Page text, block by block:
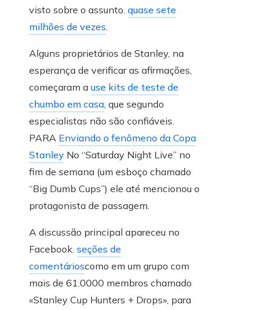
visto sobre o assunto. quase sete
milhões de vezes.
Alguns proprietários de Stanley, na
esperança de verificar as afirmações,
começaram a use kits de teste de
chumbo em casa, que segundo
especialistas não são confiáveis.
PARA Enviando o fenômeno da Copa
Stanley No “Saturday Night Live” no
fim de semana (um esboço chamado
“Big Dumb Cups”) ele até mencionou o
protagonista de passagem.
A discussão principal apareceu no
Facebook. seções de
comentárioscomo em um grupo com
mais de 61.0000 membros chamado
«Stanley Cup Hunters + Drops», para